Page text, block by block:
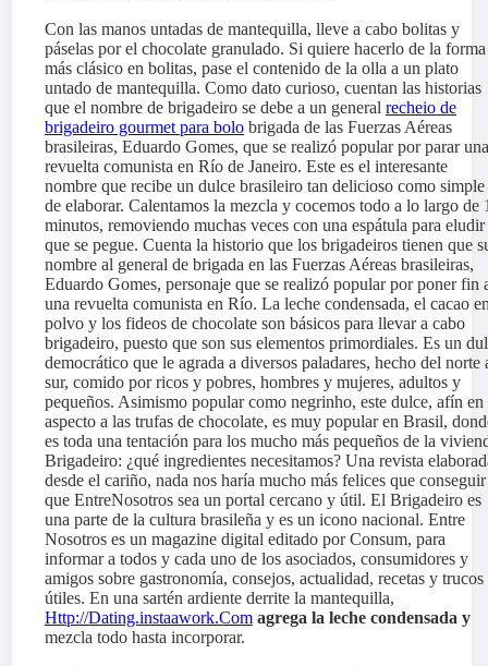
Con las manos untadas de mantequilla, lleve a cabo bolitas y
páselas por el chocolate granulado. Si quiere hacerlo de la forma
más clásico en bolitas, pase el contenido de la olla a un plato
untado de mantequilla. Como dato curioso, cuentan las historias
que el nombre de brigadeiro se debe a un general recheio de
brigadeiro gourmet para bolo brigada de las Fuerzas Aéreas
brasileiras, Eduardo Gomes, que se realizó popular por parar una
revuelta comunista en Río de Janeiro. Este es el interesante
nombre que recibe un dulce brasileiro tan delicioso como simple
de elaborar. Calentamos la mezcla y cocemos todo a lo largo de
minutos, removiendo muchas veces con una espátula para eludir
que se pegue. Cuenta la historio que los brigadeiros tienen que
nombre al general de brigada en las Fuerzas Aéreas brasileiras,
Eduardo Gomes, personaje que se realizó popular por poner fin
una revuelta comunista en Río. La leche condensada, el cacao
polvo y los fideos de chocolate son básicos para llevar a cabo
brigadeiro, puesto que son sus elementos primordiales. Es un
democrático que le agrada a diversos paladares, hecho del norte
sur, comido por ricos y pobres, hombres y mujeres, adultos y
pequeños. Asimismo popular como negrinho, este dulce, afín en
aspecto a las trufas de chocolate, es muy popular en Brasil,
es toda una tentación para los mucho más pequeños de la
Brigadeiro: ¿qué ingredientes necesitamos? Una revista
desde el cariño, nada nos haría mucho más felices que conseguir
que EntreNosotros sea un portal cercano y útil. El Brigadeiro es
una parte de la cultura brasileña y es un icono nacional. Entre
Nosotros es un magazine digital editado por Consum, para
informar a todos y cada uno de los asociados, consumidores y
amigos sobre gastronomía, consejos, actualidad, recetas y trucos
útiles. En una sartén ardiente derrite la mantequilla,
Http://Dating.instaawork.Com agrega la leche condensada y
mezcla todo hasta incorporar.